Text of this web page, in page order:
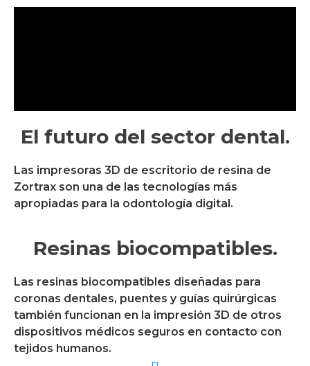
El futuro del sector dental.
Las impresoras 3D de escritorio de resina de
Zortrax son una de las tecnologías más
apropiadas para la odontología digital.
Resinas biocompatibles.
Las resinas biocompatibles diseñadas para
coronas dentales, puentes y guías quirúrgicas
también funcionan en la impresión 3D de otros
dispositivos médicos seguros en contacto con
tejidos humanos.